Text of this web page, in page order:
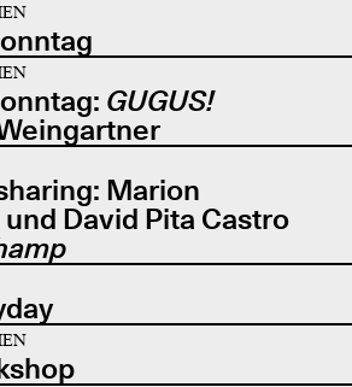
GUGUS!
Marion
David Pita Castro